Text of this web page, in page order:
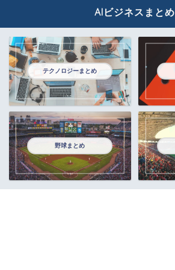
AIビジネスまとめ
テクノロジーまとめ
野球まとめ